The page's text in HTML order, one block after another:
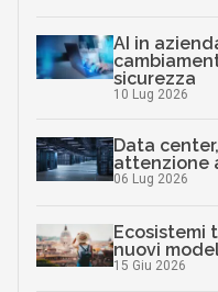
AI in
sicurezza
10 Lug 2026
Data
attenzione
06 Lug 2026
Ecosistemi
nuovi
15 Giu 2026